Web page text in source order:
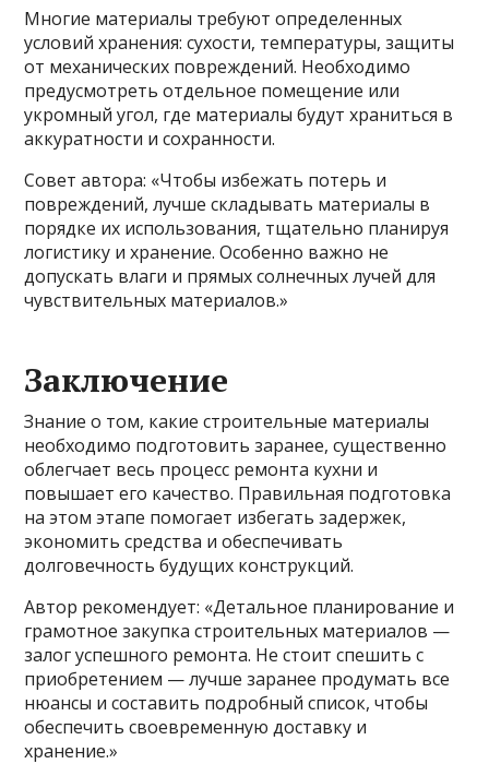
Многие материалы требуют определенных
условий хранения: сухости, температуры, защиты
от механических повреждений. Необходимо
предусмотреть отдельное помещение или
укромный угол, где материалы будут храниться в
аккуратности и сохранности.
Совет автора: «Чтобы избежать потерь и
повреждений, лучше складывать материалы в
порядке их использования, тщательно планируя
логистику и хранение. Особенно важно не
допускать влаги и прямых солнечных лучей для
чувствительных материалов.»
Заключение
Знание о том, какие строительные материалы
необходимо подготовить заранее, существенно
облегчает весь процесс ремонта кухни и
повышает его качество. Правильная подготовка
на этом этапе помогает избегать задержек,
экономить средства и обеспечивать
долговечность будущих конструкций.
Автор рекомендует: «Детальное планирование и
грамотное закупка строительных материалов —
залог успешного ремонта. Не стоит спешить с
приобретением — лучше заранее продумать все
нюансы и составить подробный список, чтобы
обеспечить своевременную доставку и
хранение.»